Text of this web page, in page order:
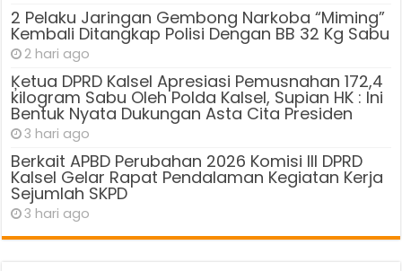
2 Pelaku Jaringan Gembong Narkoba “Miming”
Kembali Ditangkap Polisi Dengan BB 32 Kg Sabu
2 hari ago
Ķetua DPRD Kalsel Apresiasi Pemusnahan 172,4
kilogram Sabu Oleh Polda Kalsel, Supian HK : Ini
Bentuk Nyata Dukungan Asta Cita Presiden
3 hari ago
Berkait APBD Perubahan 2026 Komisi III DPRD
Kalsel Gelar Rapat Pendalaman Kegiatan Kerja
Sejumlah SKPD
3 hari ago